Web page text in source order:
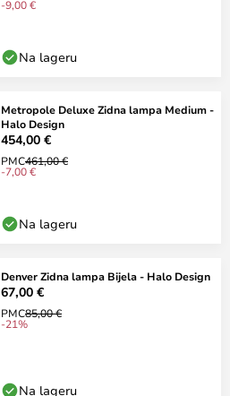
-9,00 €
Na lageru
Metropole Deluxe Zidna lampa Medium -
Halo Design
454,00 €
PMC461,00 €
-7,00 €
Na lageru
Denver Zidna lampa Bijela - Halo Design
67,00 €
PMC85,00 €
-21%
Na lageru